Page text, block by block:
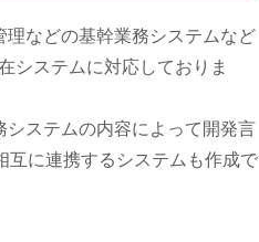
などの基幹業務システムなど
システムに対応しておりま
ステムの内容によって開発言
互に連携するシステムも作成で